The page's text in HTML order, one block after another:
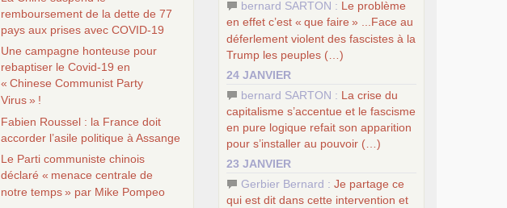
remboursement de la dette de 77
pays aux prises avec COVID-19
Une campagne honteuse pour
rebaptiser le Covid-19 en
« Chinese Communist Party
Virus» !
Fabien Roussel : la France doit
accorder l’asile politique à Assange
Le Parti communiste chinois
déclaré « menace centrale de
notre temps» par Mike Pompeo
bernard SARTON : Le problème
en effet c’est « que faire » ...Face au
déferlement violent des fascistes à la
Trump les peuples (…)
24 JANVIER
bernard SARTON : La crise du
capitalisme s’accentue et le fascisme
en pure logique refait son apparition
pour s’installer au pouvoir (…)
23 JANVIER
Gerbier Bernard : Je partage ce
qui est dit dans cette intervention et